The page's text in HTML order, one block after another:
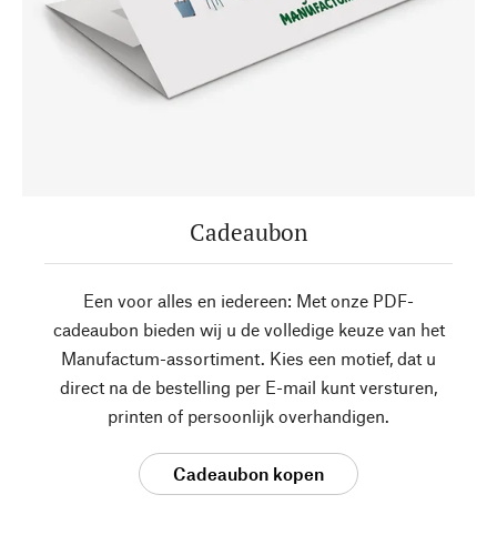
Cadeaubon
Een voor alles en iedereen: Met onze PDF-
cadeaubon bieden wij u de volledige keuze van het
Manufactum-assortiment. Kies een motief, dat u
direct na de bestelling per E-mail kunt versturen,
printen of persoonlijk overhandigen.
Cadeaubon kopen